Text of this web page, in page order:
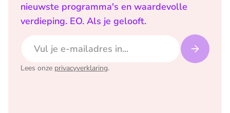
nieuwste programma's en waardevolle
verdieping. EO. Als je gelooft.
Lees onze privacyverklaring.